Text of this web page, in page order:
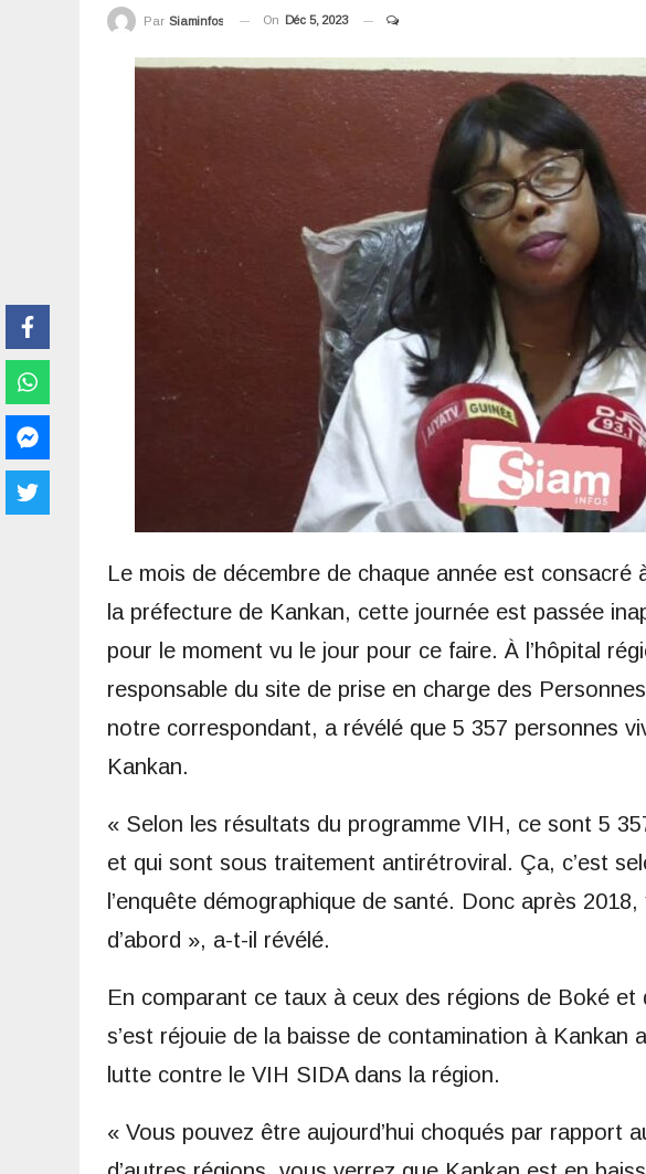
Par Siaminfos On Déc 5, 2023
Le mois de décembre de chaque année est
la préfecture de Kankan, cette journée est passée
pour le moment vu le jour pour ce faire. À l’hôpital
responsable du site de prise en charge des
notre correspondant, a révélé que 5 357 personnes
Kankan.
« Selon les résultats du programme VIH, ce sont 5
et qui sont sous traitement antirétroviral. Ça, c’est
l’enquête démographique de santé. Donc après
d’abord », a-t-il révélé.
En comparant ce taux à ceux des régions de Boké
s’est réjouie de la baisse de contamination à
lutte contre le VIH SIDA dans la région.
« Vous pouvez être aujourd’hui choqués par rapport